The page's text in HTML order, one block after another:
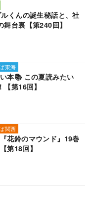
くんの誕生秘話と、社
台裏【第240回】
東海
本📚 この夏読みたい
第16回】
関西
花鈴のマウンド』19巻
第18回】